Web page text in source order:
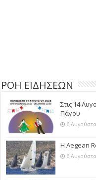
ΡΟΗ ΕΙΔΗΣΕΩΝ
Στις 14
Πάγου
6
Η Aegean
6